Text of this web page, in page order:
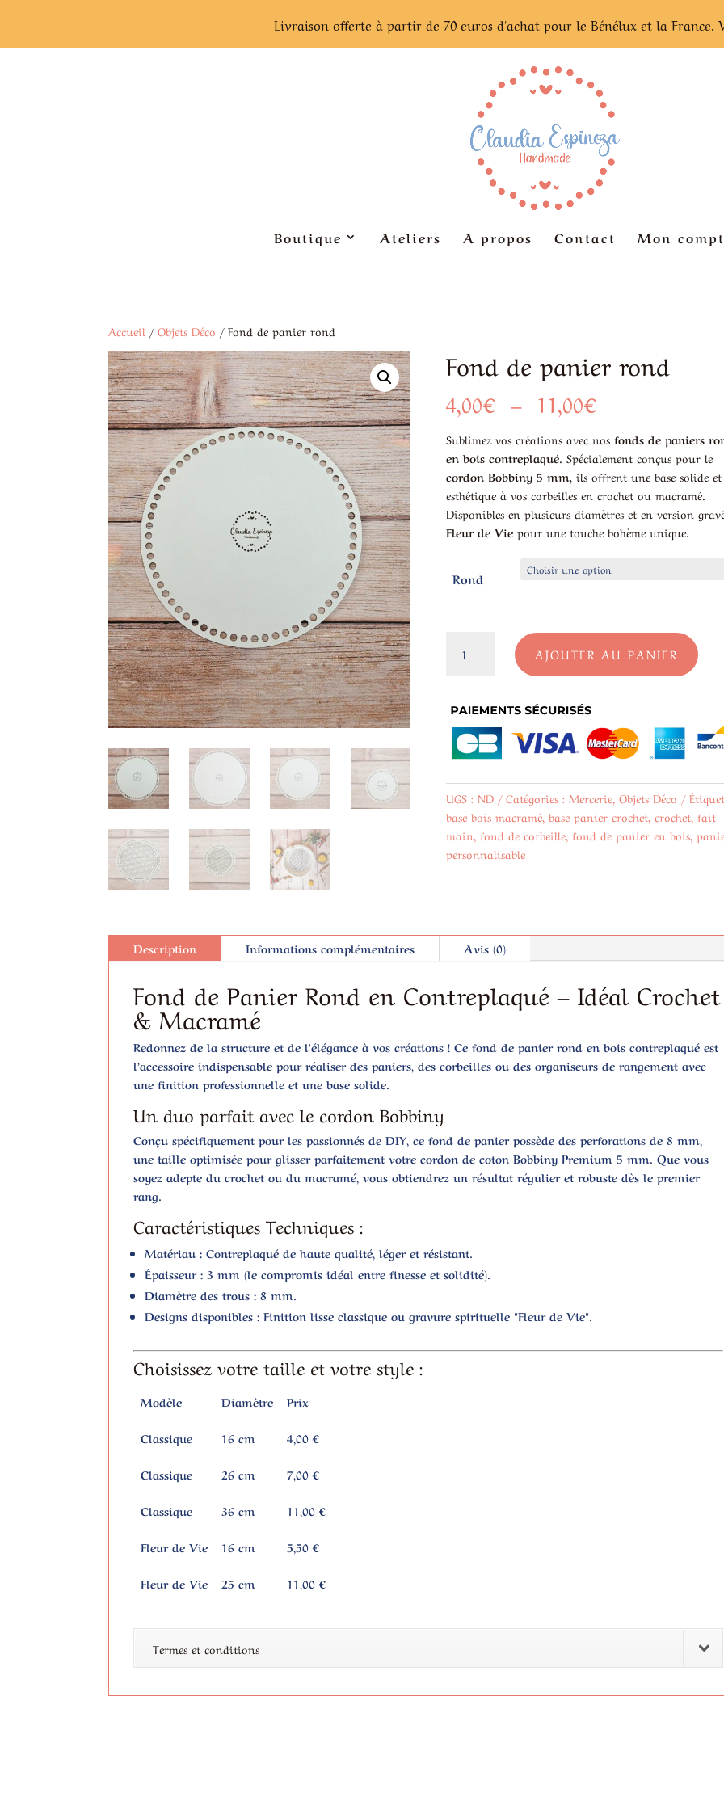
Boutique Ateliers A propos Contact Mon
Accueil /Objets Déco / Fond de panier rond
Fond de panier rond
4,00€ – 11,00€Plage
prix :
4,00€
à
11,00€
Sublimez vos créations avec nos fonds de paniers
en bois contreplaqué. Spécialement conçus pour le
cordon Bobbiny 5 mm , ils offrent une base solide et
esthétique à vos corbeilles en crochet ou macramé.
Disponibles en plusieurs diamètres et en version
Fleur de Viepour une touche bohème unique.
Rond
panier
rond
AJOUTER AU PANIER
UGS : ND Catégories : Mercerie, Objets Déco
base bois macramé, base panier crochet, crochet, fait
main, fond de corbeille, fond de panier en bois,
personnalisable
Description Informations complémentaires Avis (0)
Fond de Panier Rond en Contreplaqué – Idéal Crochet
& Macramé
Redonnez de la structure et de l'élégance à vos créations ! Cefond de panier rond en bois contreplaqué est
l’accessoire indispensable pour réaliser des paniers, des corbeilles ou des organiseurs de rangement avec
une finition professionnelle et une base solide.
Un duo parfait avec le cordon Bobbiny
Conçu spécifiquement pour les passionnés de DIY, ce fond de panier possède des perforations de8 mm,
une taille optimisée pour glisser parfaitement votrecordon de coton Bobbiny Premium 5 mm. Que vous
soyez adepte du crochet ou du macramé, vous obtiendrez un résultat régulier et robuste dès le premier
rang.
Caractéristiques Techniques :
Matériau : Contreplaqué de haute qualité, léger et résistant.
Épaisseur : 3 mm (le compromis idéal entre finesse et solidité).
Diamètre des trous : 8 mm.
Designs disponibles : Finition lisse classique ou gravure spirituelle "Fleur de Vie".
Choisissez votre taille et votre style :
Modèle Diamètre Prix
Classique 16 cm 4,00 €
Classique 26 cm 7,00 €
Classique 36 cm 11,00 €
Fleur de Vie 16 cm 5,50 €
Fleur de Vie 25 cm 11,00 €
Termes et conditions
Livraison offerte à partir de 70 euros d'achat pour le Bénélux et la France.